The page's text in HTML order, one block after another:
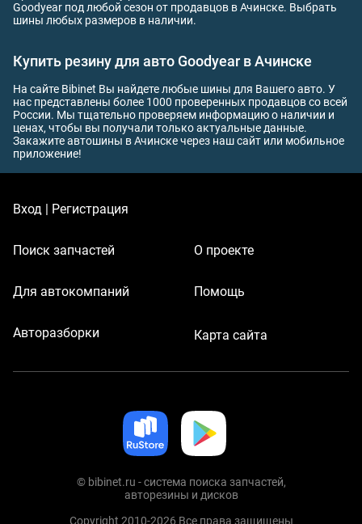
Goodyear под любой сезон от продавцов в Ачинске. Выбрать
шины любых размеров в наличии.
Купить резину для авто Goodyear в Ачинске
На сайте Bibinet Вы найдете любые шины для Вашего авто. У
нас представлены более 1000 проверенных продавцов со всей
России. Мы тщательно проверяем информацию о наличии и
ценах, чтобы вы получали только актуальные данные.
Закажите автошины в Ачинске через наш сайт или мобильное
приложение!
Вход | Регистрация
Поиск запчастей
Для автокомпаний
Авторазборки
О проекте
Помощь
Карта сайта
© bibinet.ru - система поиска запчастей,
авторезины и дисков
Copyright 2010-2026 Все права защищены